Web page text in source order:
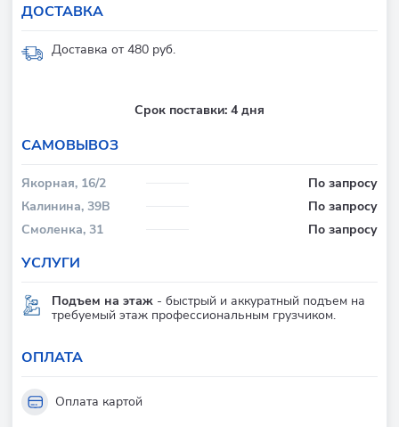
ДОСТАВКА
Доставка от 480 руб.
Срок поставки: 4 дня
CАМОВЫВОЗ
Якорная, 16/2
По запросу
Калинина, 39В
По запросу
Смоленка, 31
По запросу
УСЛУГИ
Подъем на этаж - быстрый и аккуратный подъем на
требуемый этаж профессиональным грузчиком.
ОПЛАТА
Оплата картой